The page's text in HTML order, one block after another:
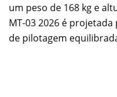
um peso de 168 kg e
MT-03 2026 é
de pilotagem